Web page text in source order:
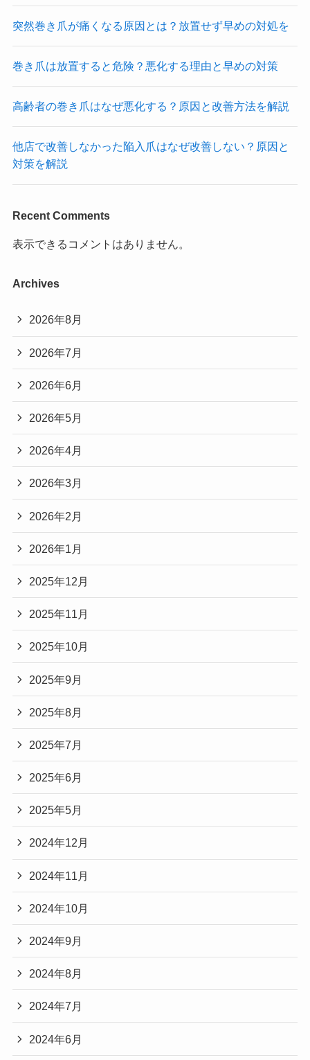
突然巻き爪が痛くなる原因とは？放置せず早めの対処を
巻き爪は放置すると危険？悪化する理由と早めの対策
高齢者の巻き爪はなぜ悪化する？原因と改善方法を解説
他店で改善しなかった陥入爪はなぜ改善しない？原因と
対策を解説
Recent Comments
表示できるコメントはありません。
Archives
2026年8月
2026年7月
2026年6月
2026年5月
2026年4月
2026年3月
2026年2月
2026年1月
2025年12月
2025年11月
2025年10月
2025年9月
2025年8月
2025年7月
2025年6月
2025年5月
2024年12月
2024年11月
2024年10月
2024年9月
2024年8月
2024年7月
2024年6月